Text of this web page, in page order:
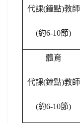
代課(鐘點)教師
(約6-10節)
體育
代課(鐘點)教師
(約6-10節)